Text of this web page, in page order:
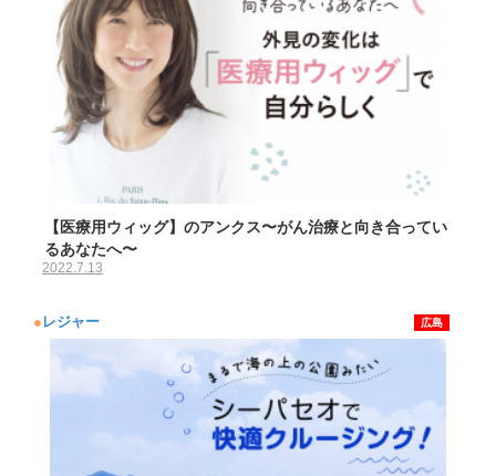
【医療用ウィッグ】のアンクス〜がん治療と向き合ってい
るあなたへ〜
2022.7.13
● レジャー 広島